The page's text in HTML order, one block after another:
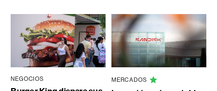
NEGOCIOS MERCADOS